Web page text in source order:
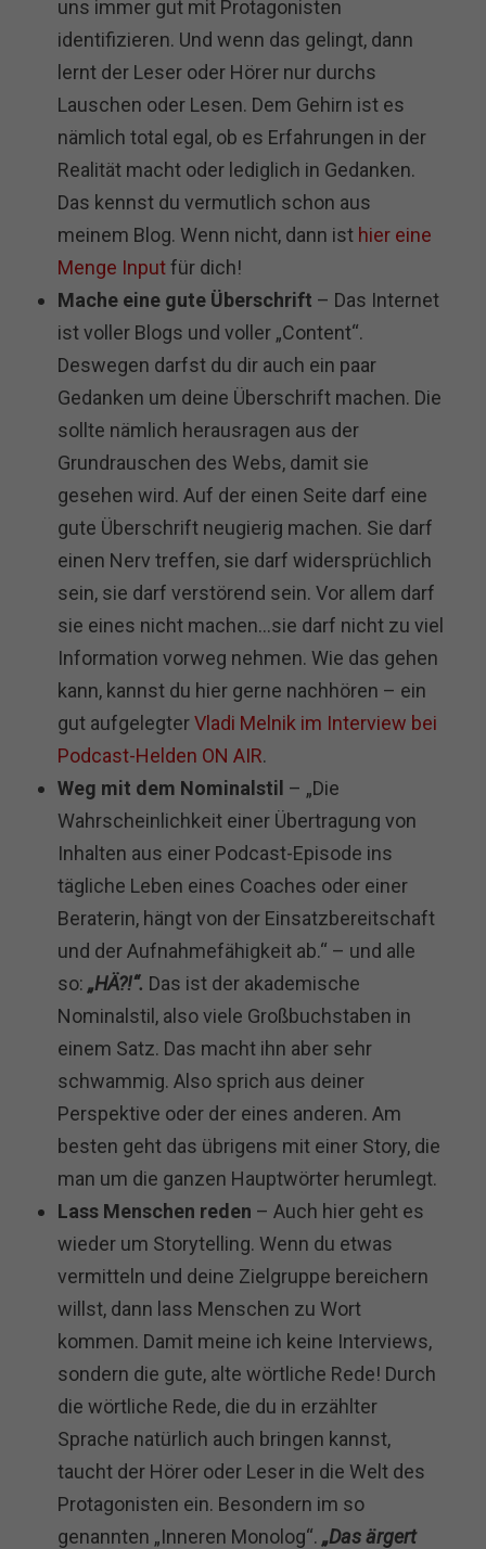
uns immer gut mit Protagonisten
identifizieren. Und wenn das gelingt, dann
lernt der Leser oder Hörer nur durchs
Lauschen oder Lesen. Dem Gehirn ist es
nämlich total egal, ob es Erfahrungen in der
Realität macht oder lediglich in Gedanken.
Das kennst du vermutlich schon aus
meinem Blog. Wenn nicht, dann ist hier eine
Menge Inputfür dich!
Mache eine gute Überschrift – Das Internet
ist voller Blogs und voller „Content“.
Deswegen darfst du dir auch ein paar
Gedanken um deine Überschrift machen. Die
sollte nämlich herausragen aus der
Grundrauschen des Webs, damit sie
gesehen wird. Auf der einen Seite darf eine
gute Überschrift neugierig machen. Sie darf
einen Nerv treffen, sie darf widersprüchlich
sein, sie darf verstörend sein. Vor allem darf
sie eines nicht machen…sie darf nicht zu viel
Information vorweg nehmen. Wie das gehen
kann, kannst du hier gerne nachhören – ein
gut aufgelegterVladi Melnik im Interview bei
Podcast-Helden ON AIR.
Weg mit dem Nominalstil – „Die
Wahrscheinlichkeit einer Übertragung von
Inhalten aus einer Podcast-Episode ins
tägliche Leben eines Coaches oder einer
Beraterin, hängt von der Einsatzbereitschaft
und der Aufnahmefähigkeit ab.“ – und alle
so:„HÄ?!“. Das ist der akademische
Nominalstil, also viele Großbuchstaben in
einem Satz. Das macht ihn aber sehr
schwammig. Also sprich aus deiner
Perspektive oder der eines anderen. Am
besten geht das übrigens mit einer Story, die
man um die ganzen Hauptwörter herumlegt.
Lass Menschen reden – Auch hier geht es
wieder um Storytelling. Wenn du etwas
vermitteln und deine Zielgruppe bereichern
willst, dann lass Menschen zu Wort
kommen. Damit meine ich keine Interviews,
sondern die gute, alte wörtliche Rede! Durch
die wörtliche Rede, die du in erzählter
Sprache natürlich auch bringen kannst,
taucht der Hörer oder Leser in die Welt des
Protagonisten ein. Besondern im so
genannten „Inneren Monolog“.„Das ärgert